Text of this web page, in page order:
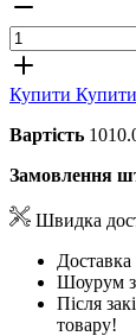
Купити
Вартість
Замовлення
Швидка
Шоурум з
Після
товару!